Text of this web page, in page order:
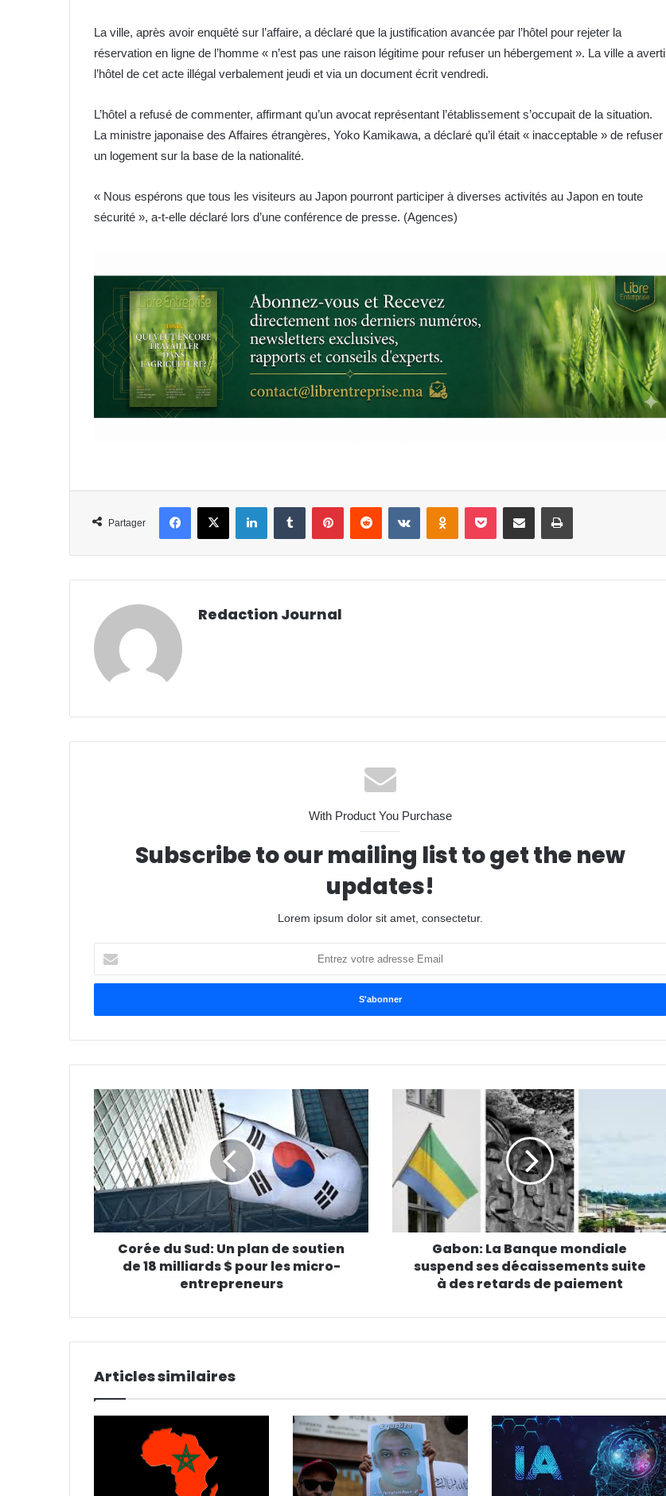
La ville, après avoir enquêté sur l’affaire, a déclaré que la justification avancée par l’hôtel pour rejeter la
réservation en ligne de l’homme « n’est pas une raison légitime pour refuser un hébergement ». La ville a averti
l’hôtel de cet acte illégal verbalement jeudi et via un document écrit vendredi.
L’hôtel a refusé de commenter, affirmant qu’un avocat représentant l’établissement s’occupait de la situation.
La ministre japonaise des Affaires étrangères, Yoko Kamikawa, a déclaré qu’il était « inacceptable » de refuser
un logement sur la base de la nationalité.
« Nous espérons que tous les visiteurs au Japon pourront participer à diverses activités au Japon en toute
sécurité », a-t-elle déclaré lors d’une conférence de presse. (Agences)
Partager
Facebook
X LinkedinTumblr PinterestReddit VKontakteOdnoklassniki
Pocket Partager par email Imprimer
Redaction Journal
With Product You Purchase
Subscribe to our mailing list to get the new
updates!
Lorem ipsum dolor sit amet, consectetur.
votre
adresse
Corée du Sud: Un plan de soutien
de 18 milliards $ pour les micro-
entrepreneurs
Gabon: La Banque mondiale
suspend ses décaissements suite
à des retards de paiement
Articles similaires